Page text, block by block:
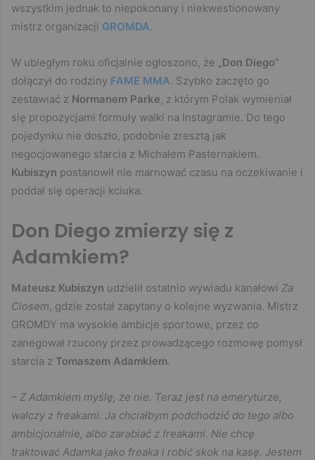
wszystkim jednak to niepokonany i niekwestionowany
mistrz organizacji GROMDA.
W ubiegłym roku oficjalnie ogłoszono, że
„Don Diego”
dołączył do rodziny FAME MMA. Szybko zaczęto go
zestawiać z Normanem Parke, z którym Polak wymieniał
się propozycjami formuły walki na Instagramie. Do tego
pojedynku nie doszło, podobnie zresztą jak
negocjowanego starcia z Michałem Pasternakiem.
Kubiszyn postanowił nie marnować czasu na oczekiwanie i
poddał się operacji kciuka.
Don Diego zmierzy się z
Adamkiem?
Mateusz Kubiszyn udzielił ostatnio wywiadu kanałowi Za
Ciosem, gdzie został zapytany o kolejne wyzwania. Mistrz
GROMDY ma wysokie ambicje sportowe, przez co
zanegował rzucony przez prowadzącego rozmowę pomysł
starcia z Tomaszem Adamkiem.
– Z Adamkiem myślę, że nie. Teraz jest na emeryturze,
walczy z freakami. Ja chciałbym podchodzić do tego albo
ambicjonalnie, albo zarabiać z freakami. Nie chcę
traktować Adamka jako freaka i robić skok na kasę. Jestem